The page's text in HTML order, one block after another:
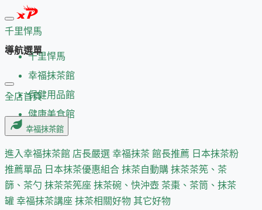
千里悍馬
千里悍馬
幸福抹茶館
保健用品館
健康美食館
導航選單
全店首頁
幸福抹茶館
進入幸福抹茶館 店長嚴選 幸福抹茶 館長推薦 日本抹茶粉
推薦單品 日本抹茶優惠組合 抹茶自動購 抹茶茶筅、茶
篩、茶勺 抹茶茶筅座 抹茶碗、快沖壺 茶棗、茶筒、抹茶
罐 幸福抹茶講座 抹茶相關好物 其它好物